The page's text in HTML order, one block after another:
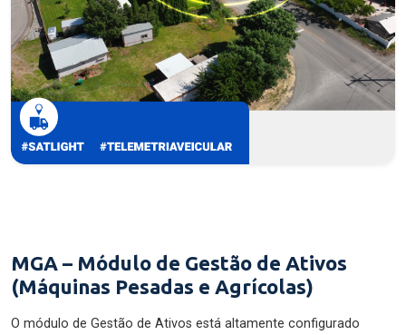
MGA – Módulo de Gestão de Ativos
(Máquinas Pesadas e Agrícolas)
O módulo de Gestão de Ativos está altamente configurado